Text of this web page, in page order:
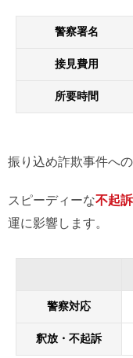
警察署名
接見費用
所要時間
振り込め詐欺事件へ
スピーディーな不起訴
運に影響します。
警察対応
釈放・不起訴